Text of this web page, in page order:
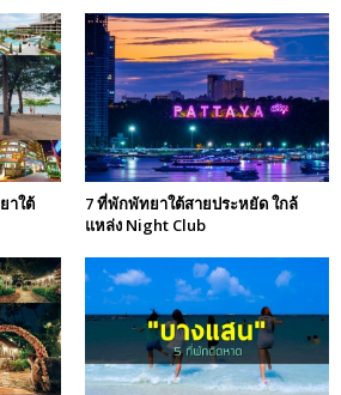
าใต้
7 ที่พักพัทยาใต้สายประหยัด ใกล้
แหล่ง Night Club